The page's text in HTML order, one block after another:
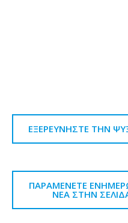
ΕΞΕΡΕΥΝΗΣΤΕ ΤΗΝ
ΠΑΡΑΜΕΝΕΤΕ
ΝΕΑ ΣΤΗΝ